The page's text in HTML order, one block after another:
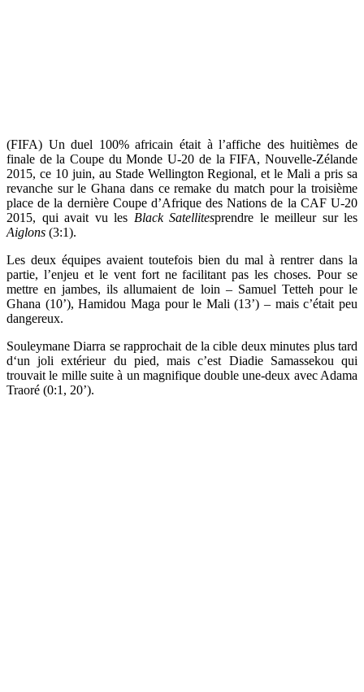
(FIFA) Un duel 100% africain était à l’affiche des huitièmes de
finale de la Coupe du Monde U-20 de la FIFA, Nouvelle-Zélande
2015, ce 10 juin, au Stade Wellington Regional, et le Mali a pris sa
revanche sur le Ghana dans ce remake du match pour la troisième
place de la dernière Coupe d’Afrique des Nations de la CAF U-20
2015, qui avait vu les Black Satellitesprendre le meilleur sur les
Aiglons (3:1).
Les deux équipes avaient toutefois bien du mal à rentrer dans la
partie, l’enjeu et le vent fort ne facilitant pas les choses. Pour se
mettre en jambes, ils allumaient de loin – Samuel Tetteh pour le
Ghana (10’), Hamidou Maga pour le Mali (13’) – mais c’était peu
dangereux.
Souleymane Diarra se rapprochait de la cible deux minutes plus tard
d‘un joli extérieur du pied, mais c’est Diadie Samassekou qui
trouvait le mille suite à un magnifique double une-deux avec Adama
Traoré (0:1, 20’).